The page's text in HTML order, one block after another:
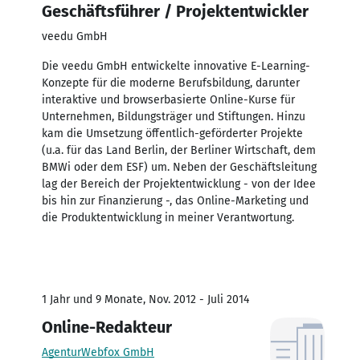
Geschäftsführer / Projektentwickler
veedu GmbH
Die veedu GmbH entwickelte innovative E-Learning-
Konzepte für die moderne Berufsbildung, darunter
interaktive und browserbasierte Online-Kurse für
Unternehmen, Bildungsträger und Stiftungen. Hinzu
kam die Umsetzung öffentlich-geförderter Projekte
(u.a. für das Land Berlin, der Berliner Wirtschaft, dem
BMWi oder dem ESF) um. Neben der Geschäftsleitung
lag der Bereich der Projektentwicklung - von der Idee
bis hin zur Finanzierung -, das Online-Marketing und
die Produktentwicklung in meiner Verantwortung.
1 Jahr und 9 Monate, Nov. 2012 - Juli 2014
Online-Redakteur
AgenturWebfox GmbH